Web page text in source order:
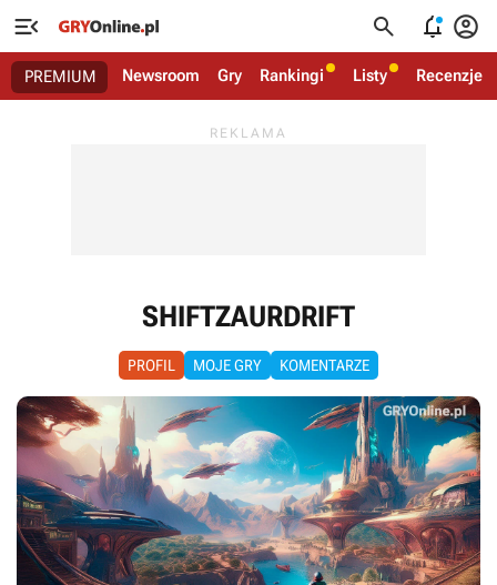
   
PREMIUM Newsroom Gry Rankingi Listy Recenzje
SHIFTZAURDRIFT
PROFIL MOJE GRY KOMENTARZE